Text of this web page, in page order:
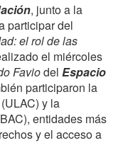
, junto a la
participar del
el rol de las
el miércoles
Faviodel Espacio
participaron la
(ULAC) y la
entidades más
y el acceso a